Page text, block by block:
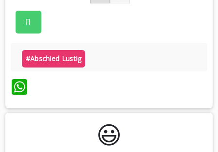
#abschied Lustig
WhatsApp
😃️